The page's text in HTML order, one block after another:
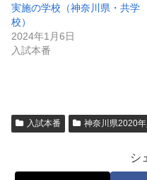
実施の学校（神奈川県・共学
校）
2024年1月6日
入試本番
入試本番 神奈川県2020
シ